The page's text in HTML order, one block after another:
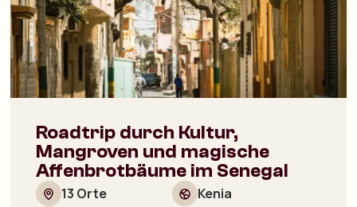
Roadtrip durch Kultur,
Mangroven und magische
Affenbrotbäume im Senegal
13 Orte
Kenia